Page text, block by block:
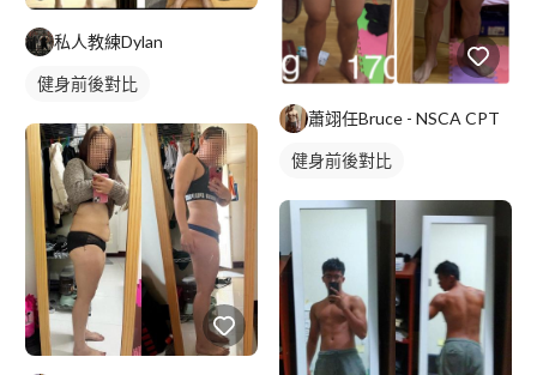
私人教練Dylan
健身前後對比
蕭翊任Bruce - NSCA CPT
健身前後對比